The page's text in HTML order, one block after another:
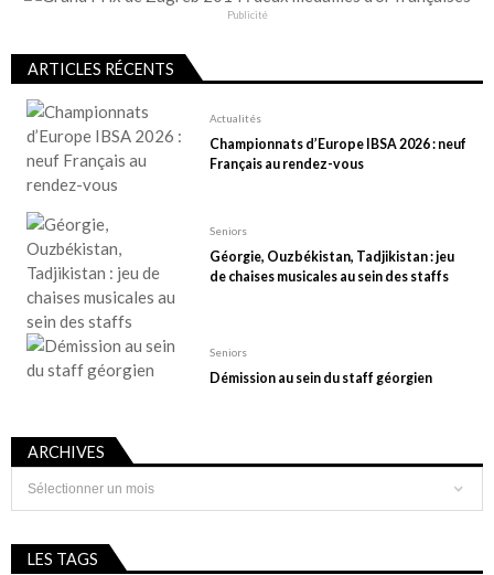
Publicité
ARTICLES RÉCENTS
Actualités
Championnats d’Europe IBSA 2026 : neuf
Français au rendez-vous
Seniors
Géorgie, Ouzbékistan, Tadjikistan : jeu
de chaises musicales au sein des staffs
Seniors
Démission au sein du staff géorgien
ARCHIVES
Archives
LES TAGS